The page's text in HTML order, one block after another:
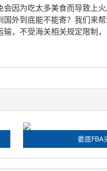
因为吃太多美食而导致上
外到底能不能寄？我们来
，不受海关相关规定限制
娄底FBA